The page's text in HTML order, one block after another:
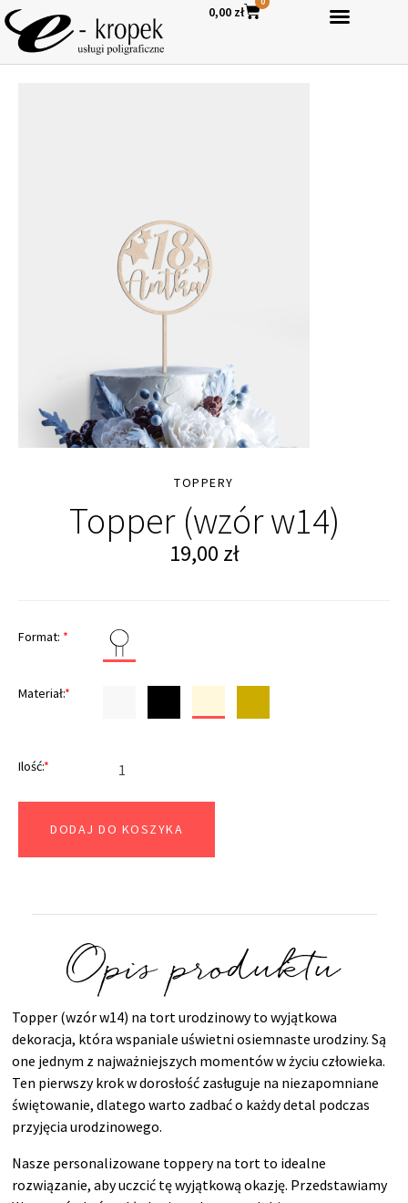
0,00 zł
TOPPERY
Topper (wzór w14)
19,00 zł
Format: *
Materiał:*
Ilość:*
DODAJ DO KOSZYKA
Opis produktu
Topper (wzór w14) na tort urodzinowy to wyjątkowa
dekoracja, która wspaniale uświetni osiemnaste urodziny. Są
one jednym z najważniejszych momentów w życiu człowieka.
Ten pierwszy krok w dorosłość zasługuje na niezapomniane
świętowanie, dlatego warto zadbać o każdy detal podczas
przyjęcia urodzinowego.
Nasze personalizowane toppery na tort to idealne
rozwiązanie, aby uczcić tę wyjątkową okazję. Przedstawiamy